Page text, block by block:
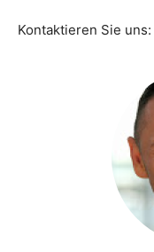
Kontaktieren Sie uns: